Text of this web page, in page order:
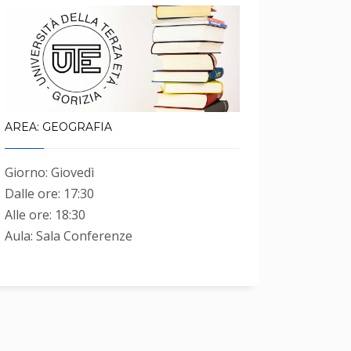
AREA: GEOGRAFIA
Giorno: Giovedì
Dalle ore: 17:30
Alle ore: 18:30
Aula: Sala Conferenze